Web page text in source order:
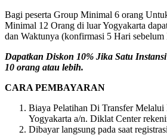
Bagi peserta Group Minimal 6 orang
Minimal 12 Orang di luar Yogyakarta
dan Waktunya (konfirmasi 5 Hari sebelum
Dapatkan Diskon 10% Jika Satu
10 orang atau lebih.
CARA PEMBAYARAN
Biaya Pelatihan Di Transfer
Yogyakarta a/n. Diklat Center
Dibayar langsung pada saat registrasi